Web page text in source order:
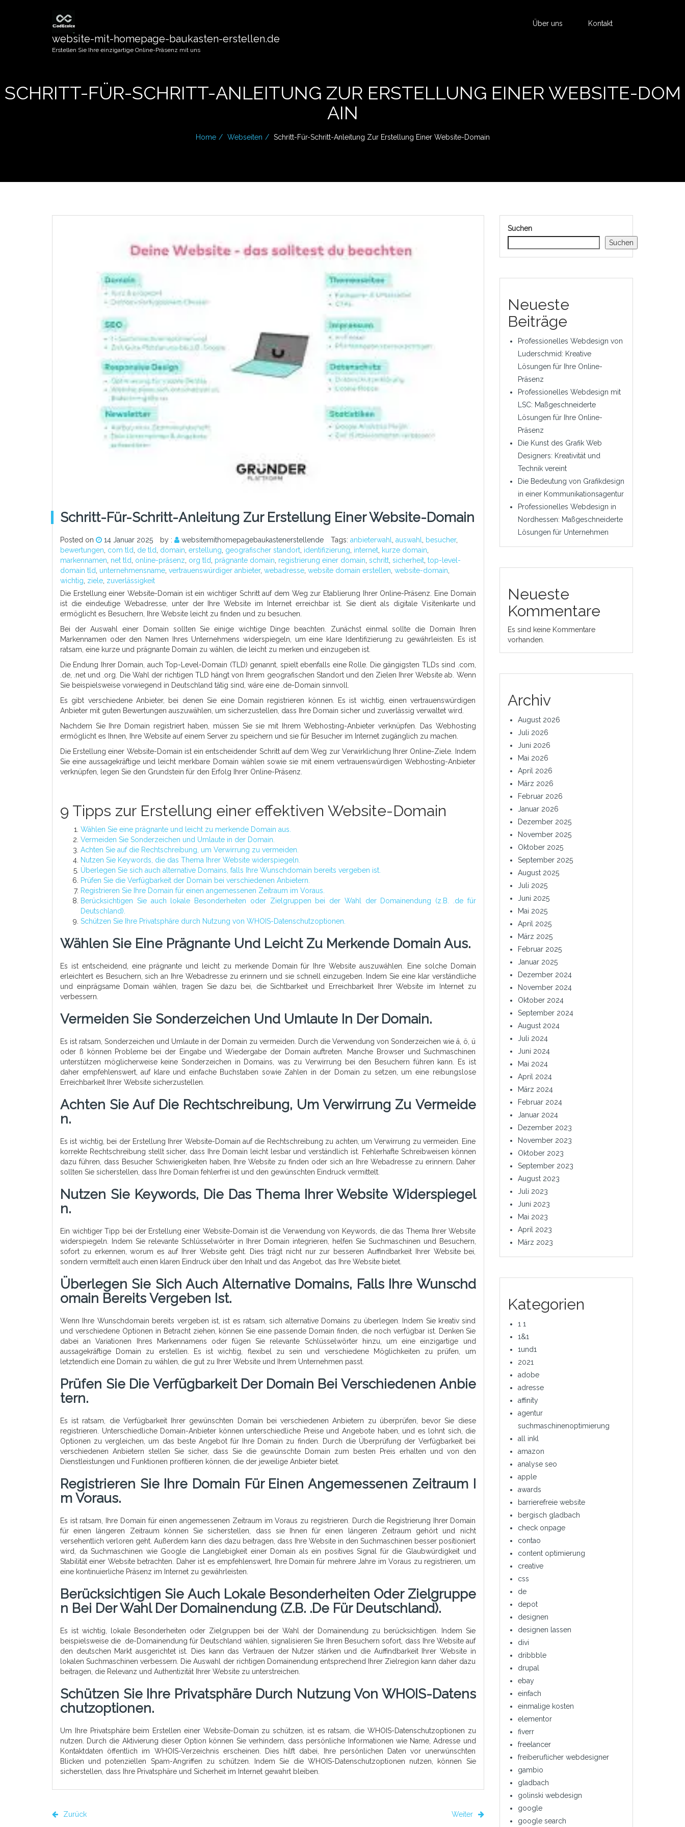
website-mit-homepage-baukasten-erstellen.de
Erstellen Sie Ihre einzigartige Online-Präsenz mit uns
Über uns Kontakt
SCHRITT-FÜR-SCHRITT-ANLEITUNG ZUR ERSTELLUNG EINER WEBSITE-DOM
AIN
Home Webseiten Schritt-Für-Schritt-Anleitung Zur Erstellung Einer Website-Domain
Schritt-Für-Schritt-Anleitung Zur Erstellung Einer Website-Domain
Posted on 14 Januar 2025 by : websitemithomepagebaukastenerstellende Tags: anbieterwahl auswahl besucher,
bewertungen com tld de tld domain erstellung geografischer standort identifizierung internet kurze domain
markennamen net tld online-präsenz org tld prägnante domain registrierung einer domain schritt sicherheit top-level-
domain tld
unternehmensname vertrauenswürdiger anbieter, webadresse website domain erstellen website-domain
wichtig ziele zuverlässigkeit
Die Erstellung einer Website-Domain ist ein wichtiger Schritt auf dem Weg zur Etablierung Ihrer Online-Präsenz. Eine Domain
ist die eindeutige Webadresse, unter der Ihre Website im Internet erreichbar ist. Sie dient als digitale Visitenkarte und
ermöglicht es Besuchern, Ihre Website leicht zu finden und zu besuchen.
Bei der Auswahl einer Domain sollten Sie einige wichtige Dinge beachten. Zunächst einmal sollte die Domain Ihren
Markennamen oder den Namen Ihres Unternehmens widerspiegeln, um eine klare Identifizierung zu gewährleisten. Es ist
ratsam, eine kurze und prägnante Domain zu wählen, die leicht zu merken und einzugeben ist.
Die Endung Ihrer Domain, auch Top-Level-Domain (TLD) genannt, spielt ebenfalls eine Rolle. Die gängigsten TLDs sind .com,
.de, .net und .org. Die Wahl der richtigen TLD hängt von Ihrem geografischen Standort und den Zielen Ihrer Website ab. Wenn
Sie beispielsweise vorwiegend in Deutschland tätig sind, wäre eine .de-Domain sinnvoll.
Es gibt verschiedene Anbieter, bei denen Sie eine Domain registrieren können. Es ist wichtig, einen vertrauenswürdigen
Anbieter mit guten Bewertungen auszuwählen, um sicherzustellen, dass Ihre Domain sicher und zuverlässig verwaltet wird.
Nachdem Sie Ihre Domain registriert haben, müssen Sie sie mit Ihrem Webhosting-Anbieter verknüpfen. Das Webhosting
ermöglicht es Ihnen, Ihre Website auf einem Server zu speichern und sie für Besucher im Internet zugänglich zu machen.
Die Erstellung einer Website-Domain ist ein entscheidender Schritt auf dem Weg zur Verwirklichung Ihrer Online-Ziele. Indem
Sie eine aussagekräftige und leicht merkbare Domain wählen sowie sie mit einem vertrauenswürdigen Webhosting-Anbieter
verknüpfen, legen Sie den Grundstein für den Erfolg Ihrer Online-Präsenz.
9 Tipps zur Erstellung einer effektiven Website-Domain
Wählen Sie eine prägnante und leicht zu merkende Domain aus.
Vermeiden Sie Sonderzeichen und Umlaute in der Domain.
Achten Sie auf die Rechtschreibung, um Verwirrung zu vermeiden.
Nutzen Sie Keywords, die das Thema Ihrer Website widerspiegeln.
Überlegen Sie sich auch alternative Domains, falls Ihre Wunschdomain bereits vergeben ist.
Prüfen Sie die Verfügbarkeit der Domain bei verschiedenen Anbietern.
Registrieren Sie Ihre Domain für einen angemessenen Zeitraum im Voraus.
Berücksichtigen Sie auch lokale Besonderheiten oder Zielgruppen bei der Wahl der Domainendung (z.B. .de für
Deutschland).
Schützen Sie Ihre Privatsphäre durch Nutzung von WHOIS-Datenschutzoptionen.
Wählen Sie Eine Prägnante Und Leicht Zu Merkende Domain Aus.
Es ist entscheidend, eine prägnante und leicht zu merkende Domain für Ihre Website auszuwählen. Eine solche Domain
erleichtert es Besuchern, sich an Ihre Webadresse zu erinnern und sie schnell einzugeben. Indem Sie eine klar verständliche
und einprägsame Domain wählen, tragen Sie dazu bei, die Sichtbarkeit und Erreichbarkeit Ihrer Website im Internet zu
verbessern.
Vermeiden Sie Sonderzeichen Und Umlaute In Der Domain.
Es ist ratsam, Sonderzeichen und Umlaute in der Domain zu vermeiden. Durch die Verwendung von Sonderzeichen wie ä, ö, ü
oder ß können Probleme bei der Eingabe und Wiedergabe der Domain auftreten. Manche Browser und Suchmaschinen
unterstützen möglicherweise keine Sonderzeichen in Domains, was zu Verwirrung bei den Besuchern führen kann. Es ist
daher empfehlenswert, auf klare und einfache Buchstaben sowie Zahlen in der Domain zu setzen, um eine reibungslose
Erreichbarkeit Ihrer Website sicherzustellen.
Achten Sie Auf Die Rechtschreibung, Um Verwirrung Zu Vermeide
N.
Es ist wichtig, bei der Erstellung Ihrer Website-Domain auf die Rechtschreibung zu achten, um Verwirrung zu vermeiden. Eine
korrekte Rechtschreibung stellt sicher, dass Ihre Domain leicht lesbar und verständlich ist. Fehlerhafte Schreibweisen können
dazu führen, dass Besucher Schwierigkeiten haben, Ihre Website zu finden oder sich an Ihre Webadresse zu erinnern. Daher
sollten Sie sicherstellen, dass Ihre Domain fehlerfrei ist und den gewünschten Eindruck vermittelt.
Nutzen Sie Keywords, Die Das Thema Ihrer Website Widerspiegel
N.
Ein wichtiger Tipp bei der Erstellung einer Website-Domain ist die Verwendung von Keywords, die das Thema Ihrer Website
widerspiegeln. Indem Sie relevante Schlüsselwörter in Ihrer Domain integrieren, helfen Sie Suchmaschinen und Besuchern,
sofort zu erkennen, worum es auf Ihrer Website geht. Dies trägt nicht nur zur besseren Auffindbarkeit Ihrer Website bei,
sondern vermittelt auch einen klaren Eindruck über den Inhalt und das Angebot, das Ihre Website bietet.
Überlegen Sie Sich Auch Alternative Domains, Falls Ihre Wunschd
Omain Bereits Vergeben Ist.
Wenn Ihre Wunschdomain bereits vergeben ist, ist es ratsam, sich alternative Domains zu überlegen. Indem Sie kreativ sind
und verschiedene Optionen in Betracht ziehen, können Sie eine passende Domain finden, die noch verfügbar ist. Denken Sie
dabei an Variationen Ihres Markennamens oder fügen Sie relevante Schlüsselwörter hinzu, um eine einzigartige und
aussagekräftige Domain zu erstellen. Es ist wichtig, flexibel zu sein und verschiedene Möglichkeiten zu prüfen, um
letztendlich eine Domain zu wählen, die gut zu Ihrer Website und Ihrem Unternehmen passt.
Prüfen Sie Die Verfügbarkeit Der Domain Bei Verschiedenen Anbie
Tern.
Es ist ratsam, die Verfügbarkeit Ihrer gewünschten Domain bei verschiedenen Anbietern zu überprüfen, bevor Sie diese
registrieren. Unterschiedliche Domain-Anbieter können unterschiedliche Preise und Angebote haben, und es lohnt sich, die
Optionen zu vergleichen, um das beste Angebot für Ihre Domain zu finden. Durch die Überprüfung der Verfügbarkeit bei
verschiedenen Anbietern stellen Sie sicher, dass Sie die gewünschte Domain zum besten Preis erhalten und von den
Dienstleistungen und Funktionen profitieren können, die der jeweilige Anbieter bietet.
Registrieren Sie Ihre Domain Für Einen Angemessenen Zeitraum I
M Voraus.
Es ist ratsam, Ihre Domain für einen angemessenen Zeitraum im Voraus zu registrieren. Durch die Registrierung Ihrer Domain
für einen längeren Zeitraum können Sie sicherstellen, dass sie Ihnen für einen längeren Zeitraum gehört und nicht
versehentlich verloren geht. Außerdem kann dies dazu beitragen, dass Ihre Website in den Suchmaschinen besser positioniert
wird, da Suchmaschinen wie Google die Langlebigkeit einer Domain als ein positives Signal für die Glaubwürdigkeit und
Stabilität einer Website betrachten. Daher ist es empfehlenswert, Ihre Domain für mehrere Jahre im Voraus zu registrieren, um
eine kontinuierliche Präsenz im Internet zu gewährleisten.
Berücksichtigen Sie Auch Lokale Besonderheiten Oder Zielgruppe
N Bei Der Wahl Der Domainendung (z.B. .de Für Deutschland).
Es ist wichtig, lokale Besonderheiten oder Zielgruppen bei der Wahl der Domainendung zu berücksichtigen. Indem Sie
beispielsweise die .de-Domainendung für Deutschland wählen, signalisieren Sie Ihren Besuchern sofort, dass Ihre Website auf
den deutschen Markt ausgerichtet ist. Dies kann das Vertrauen der Nutzer stärken und die Auffindbarkeit Ihrer Website in
lokalen Suchmaschinen verbessern. Die Auswahl der richtigen Domainendung entsprechend Ihrer Zielregion kann daher dazu
beitragen, die Relevanz und Authentizität Ihrer Website zu unterstreichen.
Schützen Sie Ihre Privatsphäre Durch Nutzung Von WHOIS-Datens
Chutzoptionen.
Um Ihre Privatsphäre beim Erstellen einer Website-Domain zu schützen, ist es ratsam, die WHOIS-Datenschutzoptionen zu
nutzen. Durch die Aktivierung dieser Option können Sie verhindern, dass persönliche Informationen wie Name, Adresse und
Kontaktdaten öffentlich im WHOIS-Verzeichnis erscheinen. Dies hilft dabei, Ihre persönlichen Daten vor unerwünschten
Blicken und potenziellen Spam-Angriffen zu schützen. Indem Sie die WHOIS-Datenschutzoptionen nutzen, können Sie
sicherstellen, dass Ihre Privatsphäre und Sicherheit im Internet gewahrt bleiben.
Zurück Weiter
Suchen
Suchen
Neueste
Beiträge
Professionelles Webdesign von
Luderschmid: Kreative
Lösungen für Ihre Online-
Präsenz
Professionelles Webdesign mit
LSC: Maßgeschneiderte
Lösungen für Ihre Online-
Präsenz
Die Kunst des Grafik Web
Designers: Kreativität und
Technik vereint
Die Bedeutung von Grafikdesign
in einer Kommunikationsagentur
Professionelles Webdesign in
Nordhessen: Maßgeschneiderte
Lösungen für Unternehmen
Neueste
Kommentare
Es sind keine Kommentare
vorhanden.
Archiv
August 2026
Juli 2026
Juni 2026
Mai 2026
April 2026
März 2026
Februar 2026
Januar 2026
Dezember 2025
November 2025
Oktober 2025
September 2025
August 2025
Juli 2025
Juni 2025
Mai 2025
April 2025
März 2025
Februar 2025
Januar 2025
Dezember 2024
November 2024
Oktober 2024
September 2024
August 2024
Juli 2024
Juni 2024
Mai 2024
April 2024
März 2024
Februar 2024
Januar 2024
Dezember 2023
November 2023
Oktober 2023
September 2023
August 2023
Juli 2023
Juni 2023
Mai 2023
April 2023
März 2023
Kategorien
1 1
1&1
1und1
2021
adobe
adresse
affinity
agentur
suchmaschinenoptimierung
all inkl
amazon
analyse seo
apple
awards
barrierefreie website
bergisch gladbach
check onpage
contao
content optimierung
creative
css
de
depot
designen
designen lassen
divi
dribbble
drupal
ebay
einfach
einmalige kosten
elementor
fiverr
freelancer
freiberuflicher webdesigner
gambio
gladbach
golinski webdesign
google
google search